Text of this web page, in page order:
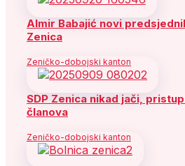
Almir Babajić novi
Zenica
Zeničko-dobojski kanton
SDP Zenica nikad jači,
članova
Zeničko-dobojski kanton